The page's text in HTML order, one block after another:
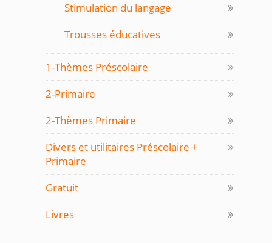
Stimulation du langage
Trousses éducatives
1-Thèmes Préscolaire
2-Primaire
2-Thèmes Primaire
Divers et utilitaires Préscolaire +
Primaire
Gratuit
Livres